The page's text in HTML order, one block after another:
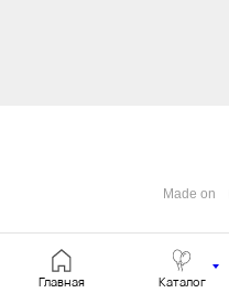
Главная Каталог
Made on